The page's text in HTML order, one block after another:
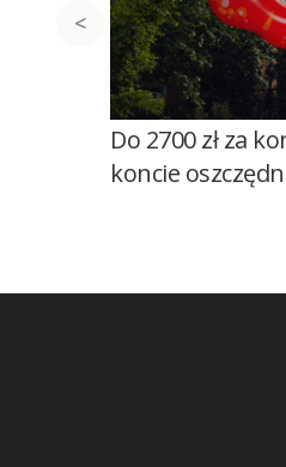
Do 2700 zł za
koncie